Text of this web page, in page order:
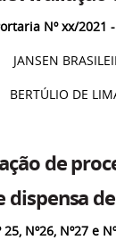
Nº xx/2021 -
JANSEN
BERTÚLIO DE
de
dispensa
25, Nº26, Nº27 e Nº